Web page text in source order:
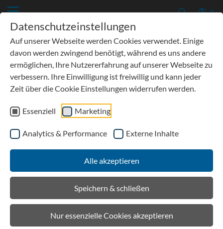
Datenschutzeinstellungen
Auf unserer Webseite werden Cookies verwendet. Einige
davon werden zwingend benötigt, während es uns andere
ermöglichen, Ihre Nutzererfahrung auf unserer Webseite zu
verbessern. Ihre Einwilligung ist freiwillig und kann jeder
Zeit über die Cookie Einstellungen widerrufen werden.
Essenziell Marketing
Analytics & Performance Externe Inhalte
Alle akzeptieren
Speichern & schließen
Nur essenzielle Cookies akzeptieren
Säureschutzbau
Wenn Sie nicht genau wissen, welche Systeme für Ihren
Anwendungsbereich in Frage kommt, helfen wir Ihnen hier
gerne weiter.
Hier erhalten Sie eine Übersicht, welche Systeme eingesetzt
BIRCOdicht